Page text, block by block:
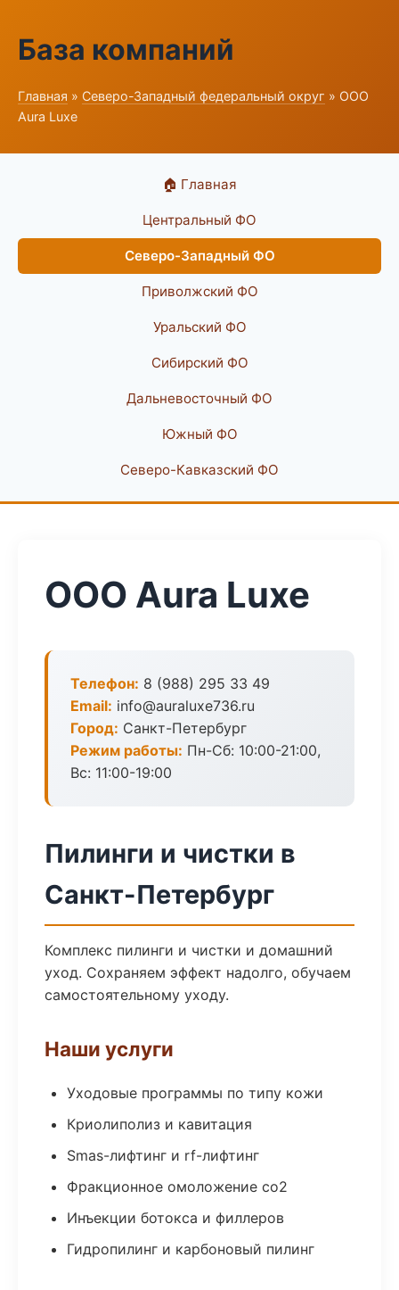
База компаний
Главная » Северо-Западный федеральный округ » ООО
Aura Luxe
🏠 Главная
Центральный ФО
Северо-Западный ФО
Приволжский ФО
Уральский ФО
Сибирский ФО
Дальневосточный ФО
Южный ФО
Северо-Кавказский ФО
ООО Aura Luxe
Телефон: 8 (988) 295 33 49
Email: info@auraluxe736.ru
Город: Санкт-Петербург
Режим работы: Пн-Сб: 10:00-21:00,
Вс: 11:00-19:00
Пилинги и чистки в
Санкт-Петербург
Комплекс пилинги и чистки и домашний
уход. Сохраняем эффект надолго, обучаем
самостоятельному уходу.
Наши услуги
Уходовые программы по типу кожи
Криолиполиз и кавитация
Smas-лифтинг и rf-лифтинг
Фракционное омоложение co2
Инъекции ботокса и филлеров
Гидропилинг и карбоновый пилинг